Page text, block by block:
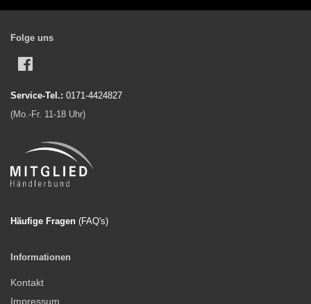
Folge uns
Service-Tel.: 0171-4424827
(Mo.-Fr. 11-18 Uhr)
Häufige Fragen (FAQ's)
Informationen
Kontakt
Impressum